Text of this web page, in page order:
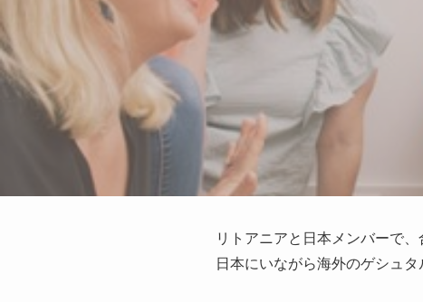
リトアニアと日本メンバーで
日本にいながら海外のゲシュ